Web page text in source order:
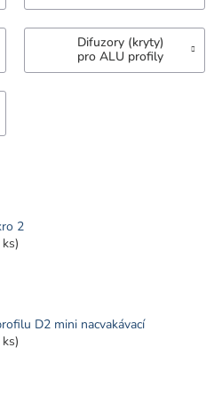
Difuzory (kryty)
pro ALU profily
2
D2 mini nacvakávací